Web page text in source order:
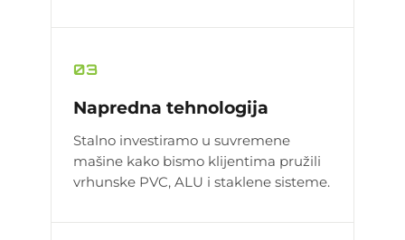
03
Napredna tehnologija
Stalno investiramo u suvremene
mašine kako bismo klijentima pružili
vrhunske PVC, ALU i staklene sisteme.